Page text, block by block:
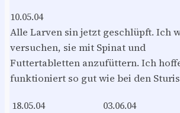
10.05.04
Alle Larven sin jetzt geschlüpft. Ich
versuchen, sie mit Spinat und
Futtertabletten anzufüttern. Ich
funktioniert so gut wie bei den
18.05.04
03.06.04